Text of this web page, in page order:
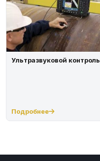
Ультразвуковой контроль
Подробнее